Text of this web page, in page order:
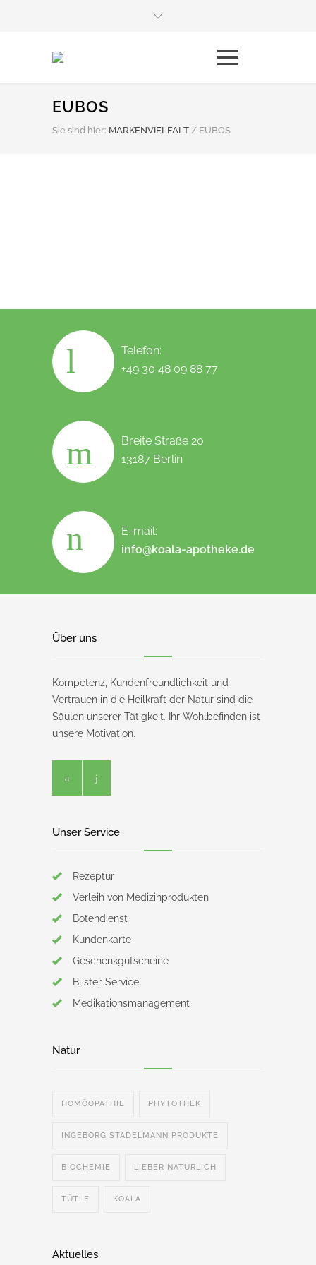
EUBOS
Sie sind hier: MARKENVIELFALT / EUBOS
Telefon:
+49 30 48 09 88 77
Breite Straße 20
13187 Berlin
E-mail:
info@koala-apotheke.de
Über uns
Kompetenz, Kundenfreundlichkeit und
Vertrauen in die Heilkraft der Natur sind die
Säulen unserer Tätigkeit. Ihr Wohlbefinden ist
unsere Motivation.
Unser Service
Rezeptur
Verleih von Medizinprodukten
Botendienst
Kundenkarte
Geschenkgutscheine
Blister-Service
Medikationsmanagement
Natur
HOMÖOPATHIE PHYTOTHEK
INGEBORG STADELMANN PRODUKTE
BIOCHEMIE LIEBER NATÜRLICH
TÜTLE KOALA
Aktuelles